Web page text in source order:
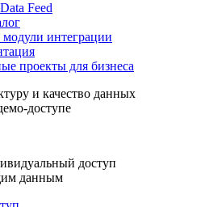
Feed
модули интеграции
проекты для бизнеса
и качество данных
доступе
доступ
данным